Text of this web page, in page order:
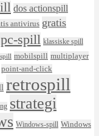
dos actionspill
antivirus gratis
spill klassiske spill
mobilspill multiplayer
point-and-click
retrospill
strategi
Windows-spill Windows